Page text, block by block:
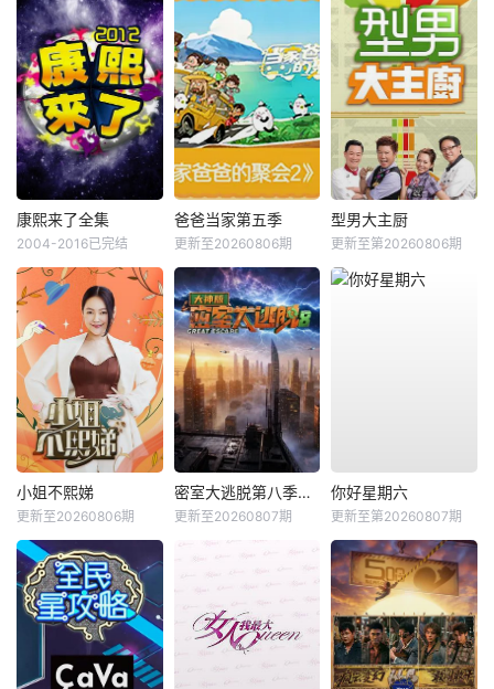
康熙来了全集
2004-2016已完结
爸爸当家第五季
更新至20260806期
型男大主厨
更新至第20260806期
小姐不熙娣
更新至20260806期
密室大逃脱第八季大神版
更新至20260807期
你好星期六
更新至第20260807期